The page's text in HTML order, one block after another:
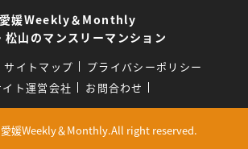
愛媛Weekly＆Monthly
松山のマンスリーマンション
サイトマップ
プライバシーポリシー
イト運営会社
お問合わせ
媛Weekly＆Monthly.All right reserved.